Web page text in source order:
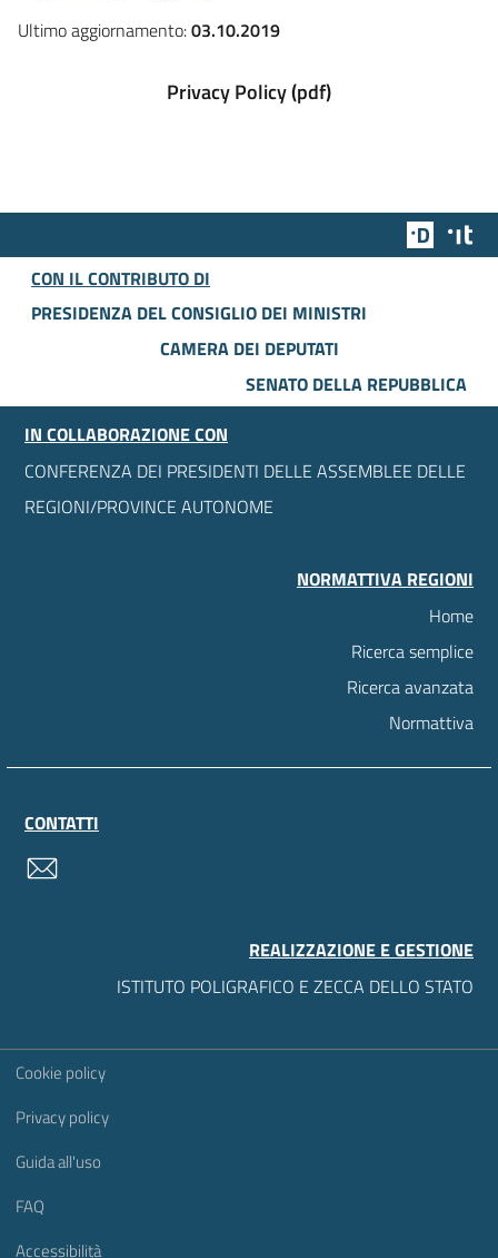
Ultimo aggiornamento:03.10.2019
Privacy Policy (pdf)
Team
CON IL CONTRIBUTO DI
PRESIDENZA DEL CONSIGLIO DEI MINISTRI
CAMERA DEI DEPUTATI
SENATO DELLA REPUBBLICA
IN COLLABORAZIONE CON
CONFERENZA DEI PRESIDENTI DELLE ASSEMBLEE DELLE
REGIONI/PROVINCE AUTONOME
NORMATTIVA REGIONI
Home
Ricerca semplice
Ricerca avanzata
Normattiva
CONTATTI
REALIZZAZIONE E GESTIONE
ISTITUTO POLIGRAFICO E ZECCA DELLO STATO
Sezione Link Utili
Cookie policy
Privacy policy
Guida all'uso
FAQ
Accessibilità